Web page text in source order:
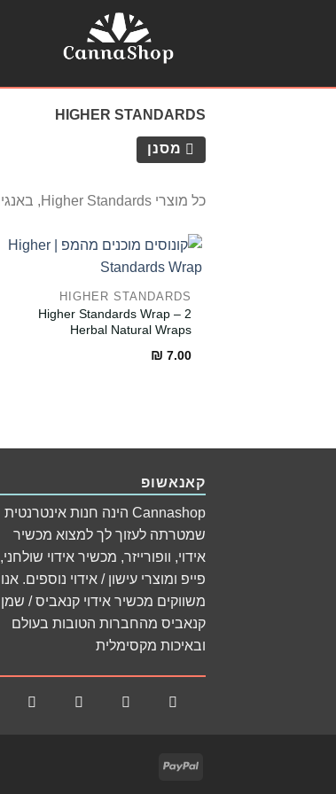
HIGHER STANDARDS
מסנן
כל מוצרי Higher Standards, באנגים, מקטרות, אביזרי גילגול ונקיון
HIGHER STANDARDS
Higher Standards Wrap – 2
Herbal Natural Wraps
₪ 7.00
קאנאשופ
Cannashop הינה חנות אינטרנטית
שמטרתה לעזוך לך למצוא מכשיר
אידוי, וופורייזר, מכשיר אידוי שולחני,
פייפ ומוצרי עישון / אידוי נוספים. אנו
משווקים מכשיר אידוי קנאביס / שמן
קנאביס מהחברות הטובות בעולם
ובאיכות מקסימלית